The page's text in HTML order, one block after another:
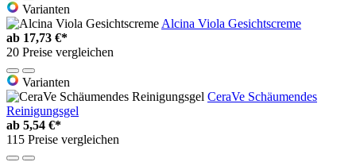
Varianten
Alcina Viola Gesichtscreme
ab 17,73 €*
20 Preise vergleichen
Varianten
CeraVe Schäumendes
Reinigungsgel
ab 5,54 €*
115 Preise vergleichen